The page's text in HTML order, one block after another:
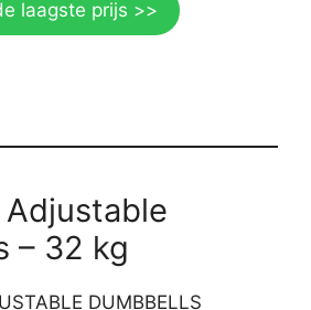
laagste prijs >>
Adjustable
– 32 kg